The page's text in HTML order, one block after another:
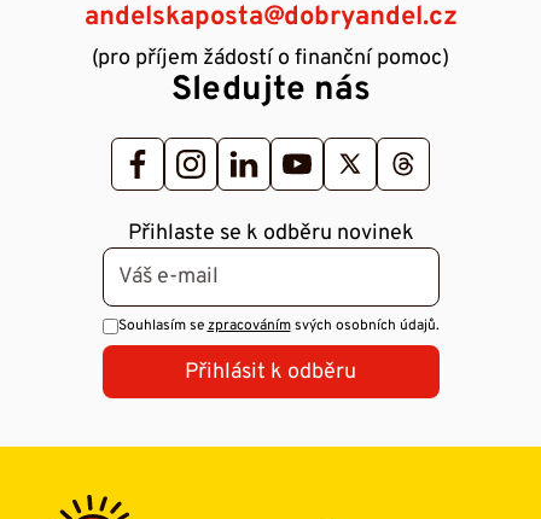
andelskaposta@dobryandel.cz
(pro příjem žádostí o finanční pomoc)
Sledujte nás
Přihlaste se k odběru novinek
Souhlasím sezpracovánímsvých osobních údajů.
Přihlásit k odběru